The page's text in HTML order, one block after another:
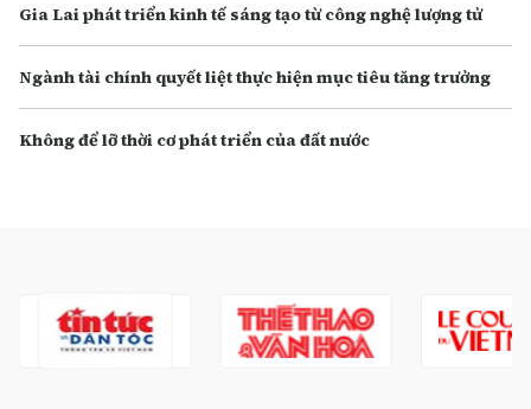
Gia Lai phát triển kinh tế sáng tạo từ công nghệ lượng tử
Ngành tài chính quyết liệt thực hiện mục tiêu tăng trưởng
Không để lỡ thời cơ phát triển của đất nước